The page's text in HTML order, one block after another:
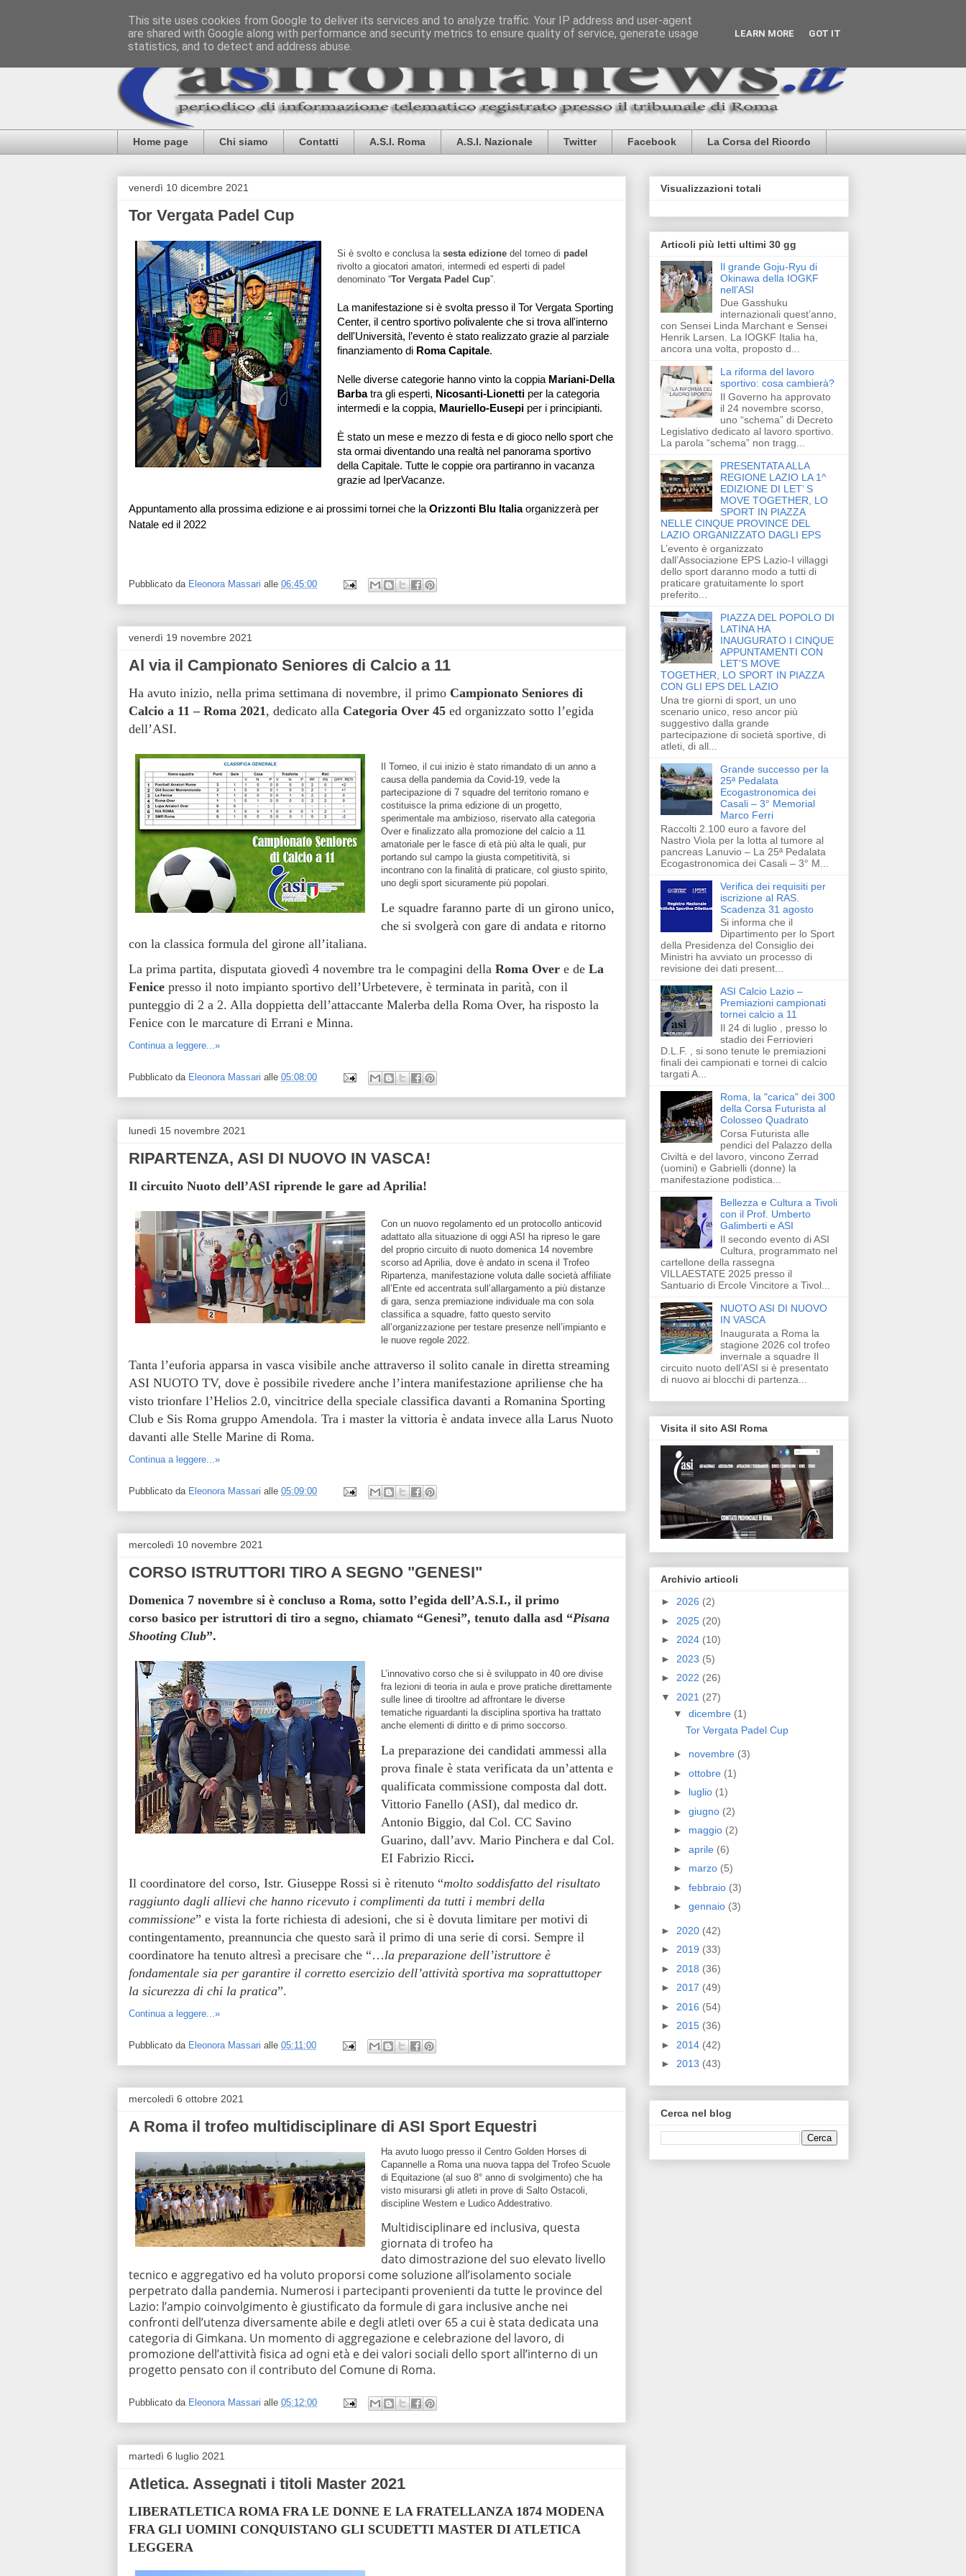
Home page Chi siamo Contatti A.S.I. Roma A.S.I. Nazionale Twitter Facebook La Corsa del Ricordo
venerdì 10 dicembre 2021
Tor Vergata Padel Cup
Si è svolto e conclusa la sesta edizione del torneo di padel
rivolto a giocatori amatori, intermedi ed esperti di padel
denominato “Tor Vergata Padel Cup”.
La manifestazione si è svolta presso il Tor Vergata Sporting
Center, il centro sportivo polivalente che si trova all'interno
dell'Università, l’evento è stato realizzato grazie al parziale
finanziamento di Roma Capitale.
Nelle diverse categorie hanno vinto la coppia Mariani-Della
Barbatra gli esperti, Nicosanti-Lionetti per la categoria
intermedi e la coppia, Mauriello-Eusepi per i principianti.
È stato un mese e mezzo di festa e di gioco nello sport che
sta ormai diventando una realtà nel panorama sportivo
della Capitale. Tutte le coppie ora partiranno in vacanza
grazie ad IperVacanze.
Appuntamento alla prossima edizione e ai prossimi tornei che la Orizzonti Blu Italiaorganizzerà per
Natale ed il 2022
Pubblicato da Eleonora Massari alle 06:45:00
venerdì 19 novembre 2021
Al via il Campionato Seniores di Calcio a 11
Ha avuto inizio, nella prima settimana di novembre, il primo Campionato Seniores di
Calcio a 11 – Roma 2021 , dedicato alla Categoria Over 45 ed organizzato sotto l’egida
dell’ASI.
Il Torneo, il cui inizio è stato rimandato di un anno a
causa della pandemia da Covid-19, vede la
partecipazione di 7 squadre del territorio romano e
costituisce la prima edizione di un progetto,
sperimentale ma ambizioso, riservato alla categoria
Over e finalizzato alla promozione del calcio a 11
amatoriale per le fasce di età più alta le quali, pur
portando sul campo la giusta competitività, si
incontrano con la finalità di praticare, col giusto spirito,
uno degli sport sicuramente più popolari.
Le squadre faranno parte di un girono unico,
che si svolgerà con gare di andata e ritorno
con la classica formula del girone all’italiana.
La prima partita, disputata giovedì 4 novembre tra le compagini della Roma Over e de La
Fenice presso il noto impianto sportivo dell’Urbetevere, è terminata in parità, con il
punteggio di 2 a 2. Alla doppietta dell’attaccante Malerba della Roma Over, ha risposto la
Fenice con le marcature di Errani e Minna.
Continua a leggere...»
Pubblicato da Eleonora Massari alle 05:08:00
lunedì 15 novembre 2021
RIPARTENZA, ASI DI NUOVO IN VASCA!
Il circuito Nuoto dell’ASI riprende le gare ad Aprilia!
Con un nuovo regolamento ed un protocollo anticovid
adattato alla situazione di oggi ASI ha ripreso le gare
del proprio circuito di nuoto domenica 14 novembre
scorso ad Aprilia, dove è andato in scena il Trofeo
Ripartenza, manifestazione voluta dalle società affiliate
all’Ente ed accentrata sull’allargamento a più distanze
di gara, senza premiazione individuale ma con sola
classifica a squadre, fatto questo servito
all’organizzazione per testare presenze nell’impianto e
le nuove regole 2022.
Tanta l’euforia apparsa in vasca visibile anche attraverso il solito canale in diretta streaming
ASI NUOTO TV, dove è possibile rivedere anche l’intera manifestazione apriliense che ha
visto trionfare l’Helios 2.0, vincitrice della speciale classifica davanti a Romanina Sporting
Club e Sis Roma gruppo Amendola. Tra i master la vittoria è andata invece alla Larus Nuoto
davanti alle Stelle Marine di Roma.
Continua a leggere...»
Pubblicato da Eleonora Massari alle 05:09:00
mercoledì 10 novembre 2021
CORSO ISTRUTTORI TIRO A SEGNO "GENESI"
Domenica 7 novembre si è concluso a Roma, sotto l’egida dell’A.S.I., il primo
corso basico per istruttori di tiro a segno, chiamato “Genesi”, tenuto dalla asd “Pisana
Shooting Club”.
L’innovativo corso che si è sviluppato in 40 ore divise
fra lezioni di teoria in aula e prove pratiche direttamente
sulle linee di tirooltre ad affrontare le diverse
tematiche riguardanti la disciplina sportiva ha trattato
anche elementi di diritto e di primo soccorso.
La preparazione dei candidati ammessi alla
prova finale è stata verificata da un’attenta e
qualificata commissione composta dal dott.
Vittorio Fanello (ASI), dal medico dr.
Antonio Biggio, dal Col. CC Savino
Guarino, dall’avv. Mario Pinchera e dal Col.
EI Fabrizio Ricci.
Il coordinatore del corso, Istr. Giuseppe Rossi si è ritenuto “molto soddisfatto del risultato
raggiunto dagli allievi che hanno ricevuto i complimenti da tutti i membri della
commissione” e vista la forte richiesta di adesioni, che si è dovuta limitare per motivi di
contingentamento, preannuncia che questo sarà il primo di una serie di corsi. Sempre il
coordinatore ha tenuto altresì a precisare che “…la preparazione dell’istruttore è
fondamentale sia per garantire il corretto esercizio dell’attività sportiva ma soprattuttoper
la sicurezza di chi la pratica”.
Continua a leggere...»
Pubblicato da Eleonora Massari alle 05:11:00
mercoledì 6 ottobre 2021
A Roma il trofeo multidisciplinare di ASI Sport Equestri
Ha avuto luogo presso il Centro Golden Horses di
Capannelle a Roma una nuova tappa del Trofeo Scuole
di Equitazione (al suo 8° anno di svolgimento) che ha
visto misurarsi gli atleti in prove di Salto Ostacoli,
discipline Western e Ludico Addestrativo.
Multidisciplinare ed inclusiva, questa
giornata di trofeo ha
dato dimostrazione del suo elevato livello
tecnico e aggregativo ed ha voluto proporsi come soluzione all’isolamento sociale
perpetrato dalla pandemia. Numerosi i partecipanti provenienti da tutte le province del
Lazio: l’ampio coinvolgimento è giustificato da formule di gara inclusive anche nei
confronti dell’utenza diversamente abile e degli atleti over 65 a cui è stata dedicata una
categoria di Gimkana. Un momento di aggregazione e celebrazione del lavoro, di
promozione dell’attività fisica ad ogni età e dei valori sociali dello sport all’interno di un
progetto pensato con il contributo del Comune di Roma.
Pubblicato da Eleonora Massari alle 05:12:00
martedì 6 luglio 2021
Atletica. Assegnati i titoli Master 2021
LIBERATLETICA ROMA FRA LE DONNE E LA FRATELLANZA 1874 MODENA
FRA GLI UOMINI CONQUISTANO GLI SCUDETTI MASTER DI ATLETICA
LEGGERA
Visualizzazioni totali
Articoli più letti ultimi 30 gg
Il grande Goju-Ryu di
Okinawa della IOGKF
nell’ASI
Due Gasshuku
internazionali quest’anno,
con Sensei Linda Marchant e Sensei
Henrik Larsen. La IOGKF Italia ha,
ancora una volta, proposto d...
La riforma del lavoro
sportivo: cosa cambierà?
Il Governo ha approvato
il 24 novembre scorso,
uno “schema” di Decreto
Legislativo dedicato al lavoro sportivo.
La parola “schema” non tragg...
PRESENTATA ALLA
REGIONE LAZIO LA 1^
EDIZIONE DI LET’ S
MOVE TOGETHER, LO
SPORT IN PIAZZA
NELLE CINQUE PROVINCE DEL
LAZIO ORGANIZZATO DAGLI EPS
L’evento è organizzato
dall’Associazione EPS Lazio-I villaggi
dello sport daranno modo a tutti di
praticare gratuitamente lo sport
preferito...
PIAZZA DEL POPOLO DI
LATINA HA
INAUGURATO I CINQUE
APPUNTAMENTI CON
LET’S MOVE
TOGETHER, LO SPORT IN PIAZZA
CON GLI EPS DEL LAZIO
Una tre giorni di sport, un uno
scenario unico, reso ancor più
suggestivo dalla grande
partecipazione di società sportive, di
atleti, di all...
Grande successo per la
25ª Pedalata
Ecogastronomica dei
Casali – 3° Memorial
Marco Ferri
Raccolti 2.100 euro a favore del
Nastro Viola per la lotta al tumore al
pancreas Lanuvio – La 25ª Pedalata
Ecogastronomica dei Casali – 3° M...
Verifica dei requisiti per
iscrizione al RAS.
Scadenza 31 agosto
Si informa che il
Dipartimento per lo Sport
della Presidenza del Consiglio dei
Ministri ha avviato un processo di
revisione dei dati present...
ASI Calcio Lazio –
Premiazioni campionati
tornei calcio a 11
Il 24 di luglio , presso lo
stadio dei Ferriovieri
D.L.F. , si sono tenute le premiazioni
finali dei campionati e tornei di calcio
targati A...
Roma, la "carica" dei 300
della Corsa Futurista al
Colosseo Quadrato
Corsa Futurista alle
pendici del Palazzo della
Civiltà e del lavoro, vincono Zerrad
(uomini) e Gabrielli (donne) la
manifestazione podistica...
Bellezza e Cultura a Tivoli
con il Prof. Umberto
Galimberti e ASI
Il secondo evento di ASI
Cultura, programmato nel
cartellone della rassegna
VILLAESTATE 2025 presso il
Santuario di Ercole Vincitore a Tivol...
NUOTO ASI DI NUOVO
IN VASCA
Inaugurata a Roma la
stagione 2026 col trofeo
invernale a squadre Il
circuito nuoto dell’ASI si è presentato
di nuovo ai blocchi di partenza...
Visita il sito ASI Roma
Archivio articoli
► 2026 (2)
► 2025 (20)
► 2024 (10)
► 2023 (5)
► 2022 (26)
▼ 2021 (27)
▼ dicembre (1)
Tor Vergata Padel Cup
► novembre (3)
► ottobre (1)
► luglio (1)
► giugno (2)
► maggio (2)
► aprile (6)
► marzo (5)
► febbraio (3)
► gennaio (3)
► 2020 (42)
► 2019 (33)
► 2018 (36)
► 2017 (49)
► 2016 (54)
► 2015 (36)
► 2014 (42)
► 2013 (43)
Cerca nel blog
This site uses cookies from Google to deliver its services and to analyze traffic. Your IP address and user-agent
are shared with Google along with performance and security metrics to ensure quality of service, generate usage
statistics, and to detect and address abuse.
LEARN MORE GOT IT